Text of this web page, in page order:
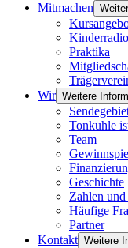
Mitmachen
Kinderradio
Praktika
Wir Weitere
Tonkuhle
Team
Geschichte
Zahlen und
Häufige
Partner
Kontakt Weitere